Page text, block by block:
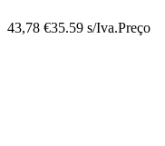
43,78 €35.59 s/Iva.Preço